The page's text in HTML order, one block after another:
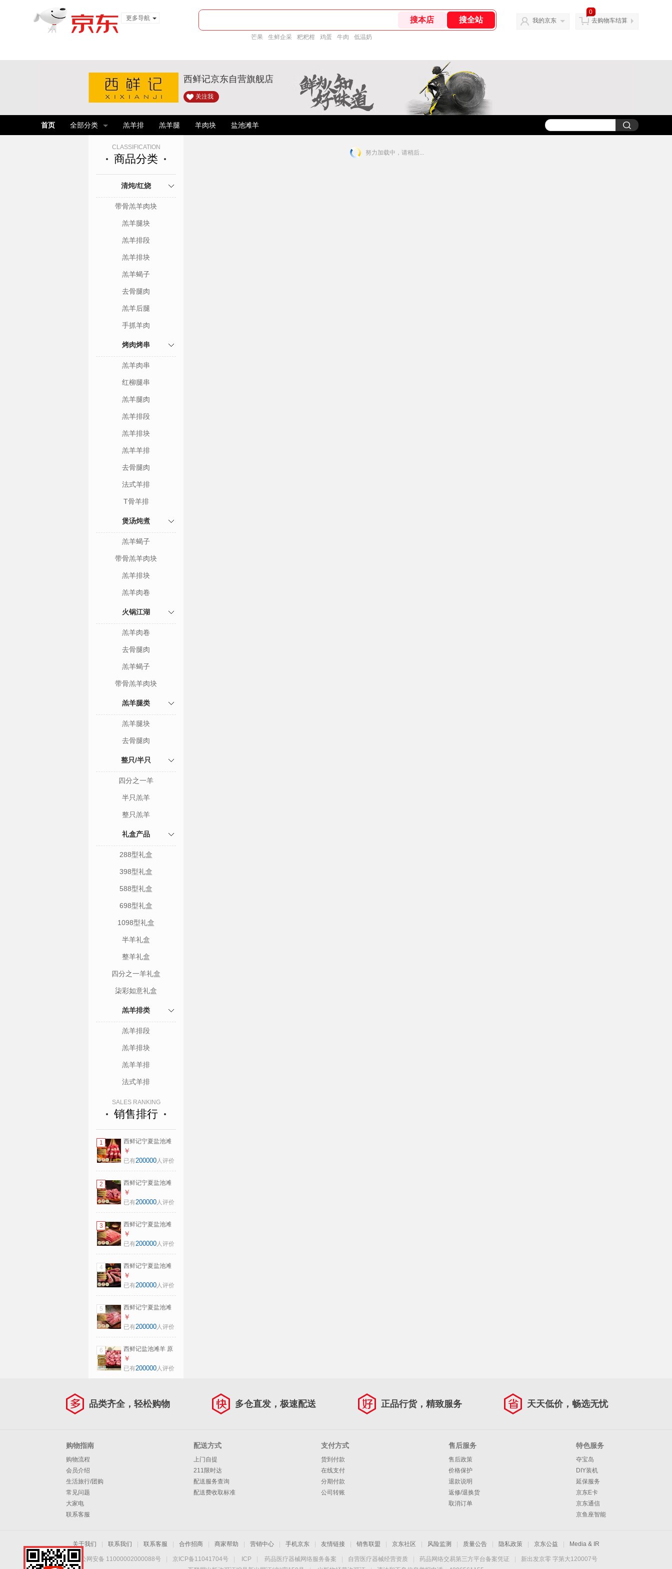
更多导航
芒果 生鲜企采 粑粑柑 鸡蛋 牛肉 低温奶
我的京东
0
去购物车结算
西鲜记京东自营旗舰店
关注我
首页 全部分类 羔羊排 羔羊腿 羊肉块 盐池滩羊
CLASSIFICATION
商品分类
清炖/红烧
带骨羔羊肉块
羔羊腿块
羔羊排段
羔羊排块
羔羊蝎子
去骨腿肉
羔羊后腿
手抓羊肉
烤肉烤串
羔羊肉串
红柳腿串
羔羊腿肉
羔羊排段
羔羊排块
羔羊羊排
去骨腿肉
法式羊排
T骨羊排
煲汤炖煮
羔羊蝎子
带骨羔羊肉块
羔羊排块
羔羊肉卷
火锅江湖
羔羊肉卷
去骨腿肉
羔羊蝎子
带骨羔羊肉块
羔羊腿类
羔羊腿块
去骨腿肉
整只/半只
四分之一羊
半只羔羊
整只羔羊
礼盒产品
288型礼盒
398型礼盒
588型礼盒
698型礼盒
1098型礼盒
半羊礼盒
整羊礼盒
四分之一羊礼盒
柒彩如意礼盒
羔羊排类
羔羊排段
羔羊排块
羔羊羊排
法式羊排
SALES RANKING
销售排行
1
西鲜记宁夏盐池滩
羊原切羔羊肉串
240g 附调料180天
￥
已有200000人评价
2
西鲜记宁夏盐池滩
羊原切满肉羊蝎子
净重1斤 180天羔羊
￥
已有200000人评价
3
西鲜记宁夏盐池滩
羊原切羔羊肉卷
300g 180天羔羊涮
￥
已有200000人评价
4
西鲜记宁夏盐池滩
羊法式羔羊羊排原
切净重1斤肩排附调
￥
已有200000人评价
5
西鲜记宁夏盐池滩
羊原切大块满肉手
把羊肉净重2斤 羔
￥
已有200000人评价
6
西鲜记盐池滩羊 原
切羔羊蝎子 净重3
斤 多肉蝎子火锅食
￥
已有200000人评价
努力加载中，请稍后...
品类齐全，轻松购物 多仓直发，极速配送 正品行货，精致服务 天天低价，畅选无忧
购物指南
购物流程
会员介绍
生活旅行/团购
常见问题
大家电
联系客服
配送方式
上门自提
211限时达
配送服务查询
配送费收取标准
支付方式
货到付款
在线支付
分期付款
公司转账
售后服务
售后政策
价格保护
退款说明
返修/退换货
取消订单
特色服务
夺宝岛
DIY装机
延保服务
京东E卡
京东通信
京鱼座智能
关于我们 联系我们 联系客服 合作招商 商家帮助 营销中心 手机京东 友情链接 销售联盟 京东社区 风险监测 质量公告 隐私政策 京东公益 Media & IR
京公网安备 11000002000088号 京ICP备11041704号 ICP 药品医疗器械网络服务备案 自营医疗器械经营资质 药品网络交易第三方平台备案凭证
新出发京零 字第大120007号